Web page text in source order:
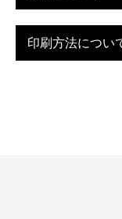
印刷方法につい